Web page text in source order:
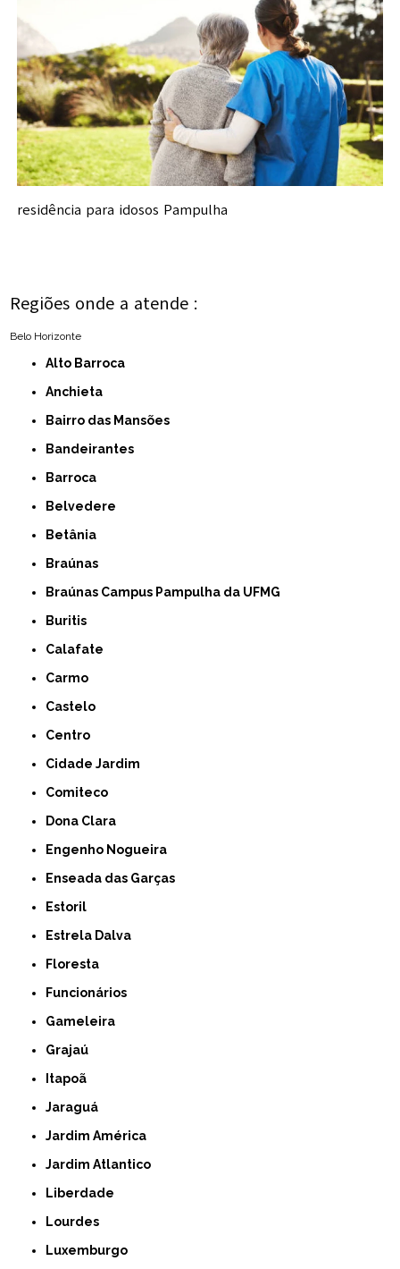
residência para idosos Pampulha
Regiões onde a atende :
Belo Horizonte
Alto Barroca
Anchieta
Bairro das Mansões
Bandeirantes
Barroca
Belvedere
Betânia
Braúnas
Braúnas Campus Pampulha da UFMG
Buritis
Calafate
Carmo
Castelo
Centro
Cidade Jardim
Comiteco
Dona Clara
Engenho Nogueira
Enseada das Garças
Estoril
Estrela Dalva
Floresta
Funcionários
Gameleira
Grajaú
Itapoã
Jaraguá
Jardim América
Jardim Atlantico
Liberdade
Lourdes
Luxemburgo